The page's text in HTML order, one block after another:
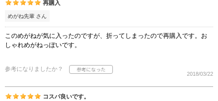
再購入
めがね先輩 さん
このめがねが気に入ったのですが、折ってしまったので再購入です。お
しゃれめがねっぽいです。
参考になりましたか？
2018/03/22
コスパ良いです。